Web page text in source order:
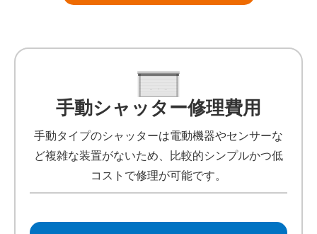
手動シャッター修理費用
手動タイプのシャッターは電動機器やセンサーな
ど複雑な装置がないため、比較的シンプルかつ低
コストで修理が可能です。